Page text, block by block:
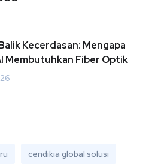
Kecerdasan: Mengapa
Membutuhkan Fiber Optik
cendikia global solusi